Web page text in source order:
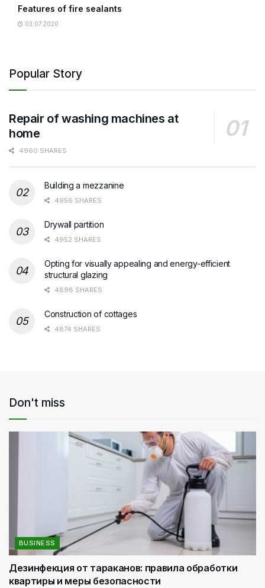
Features of fire sealants
03.07.2020
Popular Story
Repair of washing machines at
home
4960 SHARES
Building a mezzanine
4956 SHARES
Drywall partition
4952 SHARES
Opting for visually appealing and energy-efficient
structural glazing
4898 SHARES
Construction of cottages
4874 SHARES
Don't miss
BUSINESS
Дезинфекция от тараканов: правила обработки
квартиры и меры безопасности